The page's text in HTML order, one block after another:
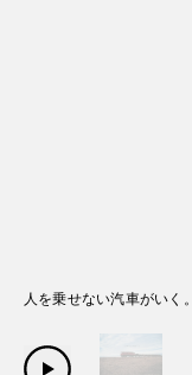
人を乗せない汽車がいく。